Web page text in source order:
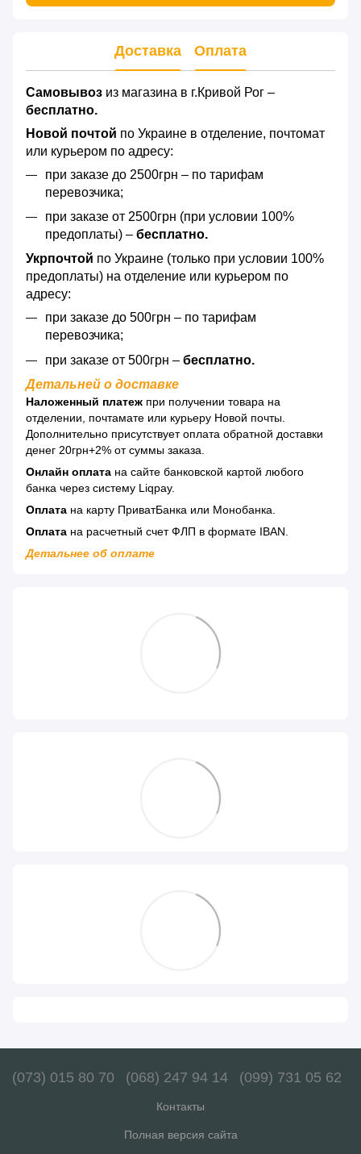
Доставка Оплата
Самовывоз из магазина в г.Кривой Рог –
бесплатно.
Новой почтой по Украине в отделение, почтомат
или курьером по адресу:
при заказе до 2500грн – по тарифам
перевозчика;
при заказе от 2500грн (при условии 100%
предоплаты) – бесплатно.
Укрпочтой по Украине (только при условии 100%
предоплаты) на отделение или курьером по
адресу:
при заказе до 500грн – по тарифам
перевозчика;
при заказе от 500грн – бесплатно.
Детальней о доставке
Наложенный платеж при получении товара на
отделении, почтамате или курьеру Новой почты.
Дополнительно присутствует оплата обратной доставки
денег 20грн+2% от суммы заказа.
Онлайн оплата на сайте банковской картой любого
банка через систему Liqpay.
Оплата на карту ПриватБанка или Монобанка.
Оплата на расчетный счет ФЛП в формате IBAN.
Детальнее об оплате
(073) 015 80 70 (068) 247 94 14 (099) 731 05 62
Контакты
Полная версия сайта